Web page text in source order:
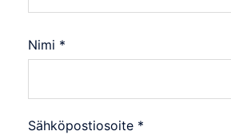
Nimi *
Sähköpostiosoite *